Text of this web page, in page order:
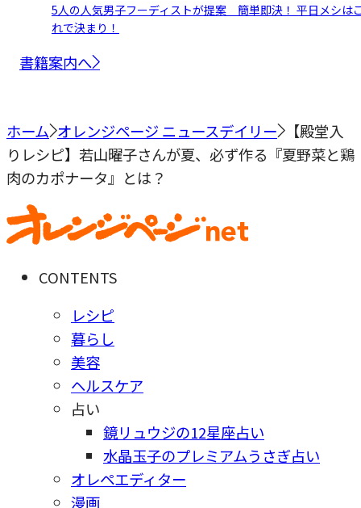
5人の人気男子フーディストが提案 簡単即決！ 平日メシは
れで決まり！
書籍案内へ
ホーム オレンジページ ニュースデイリー
【殿堂入
りレシピ】若山曜子さんが夏、必ず作る『夏野菜と鶏
肉のカポナータ』とは？
CONTENTS
レシピ
暮らし
美容
ヘルスケア
占い
鏡リュウジの12星座占い
水晶玉子のプレミアムうさぎ占い
オレペエディター
漫画